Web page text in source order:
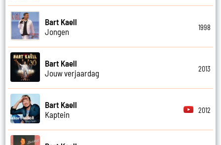
Bart Kaell
Jongen
1998
Bart Kaell
Jouw verjaardag
2013
Bart Kaell
Kaptein
2012